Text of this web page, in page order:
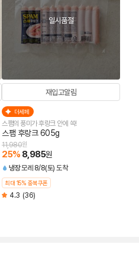
일시품절
재입고알림
더세페
스팸의 풍미가 후랑크 안에 쏙!
스팸 후랑크 605g
25% 8,985원
11,980원
냉장모레 8/8(토) 도착
최대 15% 중복쿠폰
4.3 (36)